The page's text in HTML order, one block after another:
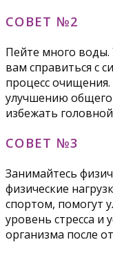
СОВЕТ №2
Пейте много
вам справиться с
процесс очищения.
улучшению общего
избежать
СОВЕТ №3
Занимайтесь
физические
спортом, помогут
уровень стресса и
организма после